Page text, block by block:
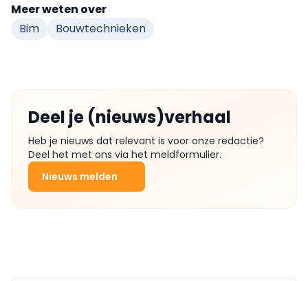
Meer weten over
Bim
Bouwtechnieken
Deel je (nieuws)verhaal
Heb je nieuws dat relevant is voor onze redactie?
Deel het met ons via het meldformulier.
Nieuws melden